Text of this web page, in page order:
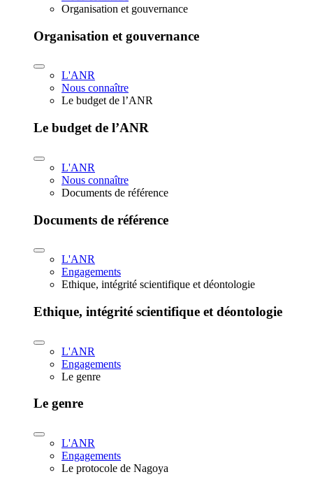
Organisation et gouvernance
Organisation et gouvernance
L'ANR
Nous connaître
Le budget de l’ANR
Le budget de l’ANR
L'ANR
Nous connaître
Documents de référence
Documents de référence
L'ANR
Engagements
Ethique, intégrité scientifique et déontologie
Ethique, intégrité scientifique et déontologie
L'ANR
Engagements
Le genre
Le genre
L'ANR
Engagements
Le protocole de Nagoya